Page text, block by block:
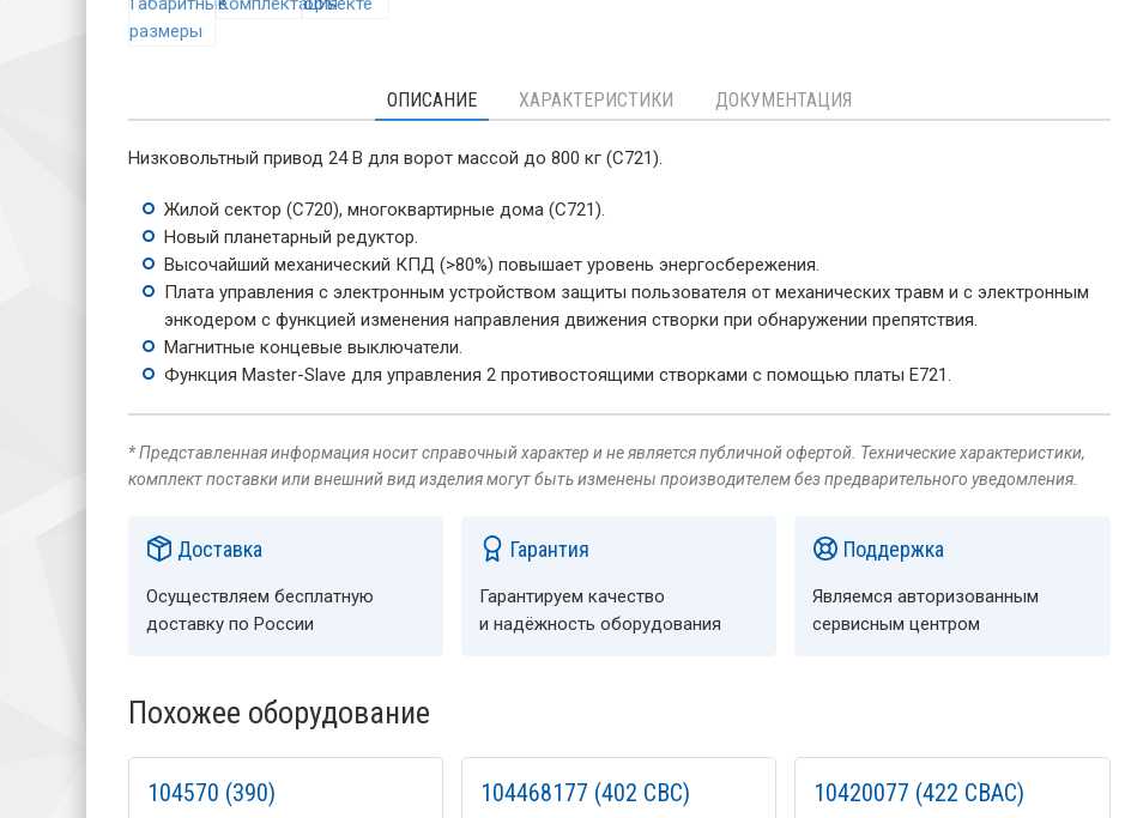
ОПИСАНИЕ ХАРАКТЕРИСТИКИ ДОКУМЕНТАЦИЯ
Низковольтный привод 24 В для ворот массой до 800 кг (C721).
Жилой сектор (C720), многоквартирные дома (C721).
Новый планетарный редуктор.
Высочайший механический КПД (>80%) повышает уровень энергосбережения.
Плата управления с электронным устройством защиты пользователя от механических травм и с электронным
энкодером с функцией изменения направления движения створки при обнаружении препятствия.
Магнитные концевые выключатели.
Функция Master-Slave для управления 2 противостоящими створками с помощью платы E721.
* Представленная информация носит справочный характер и не является публичной офертой. Технические характеристики,
комплект поставки или внешний вид изделия могут быть изменены производителем без предварительного уведомления.
Доставка
Осуществляем бесплатную
доставку по России
Гарантия
Гарантируем качество
и надёжность оборудования
Поддержка
Являемся авторизованным
сервисным центром
Похожее оборудование
104570 (390) 104468177 (402 CBC) 10420077 (422 CBAC)